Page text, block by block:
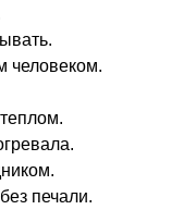
человеком.
печали.